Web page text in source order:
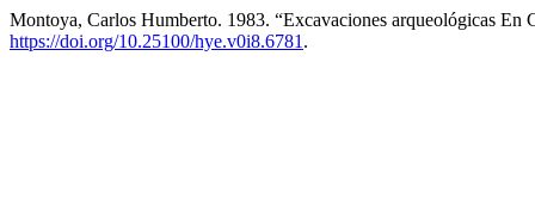
Montoya, Carlos Humberto. 1983. “Excavaciones arqueológicas En
https://doi.org/10.25100/hye.v0i8.6781 .